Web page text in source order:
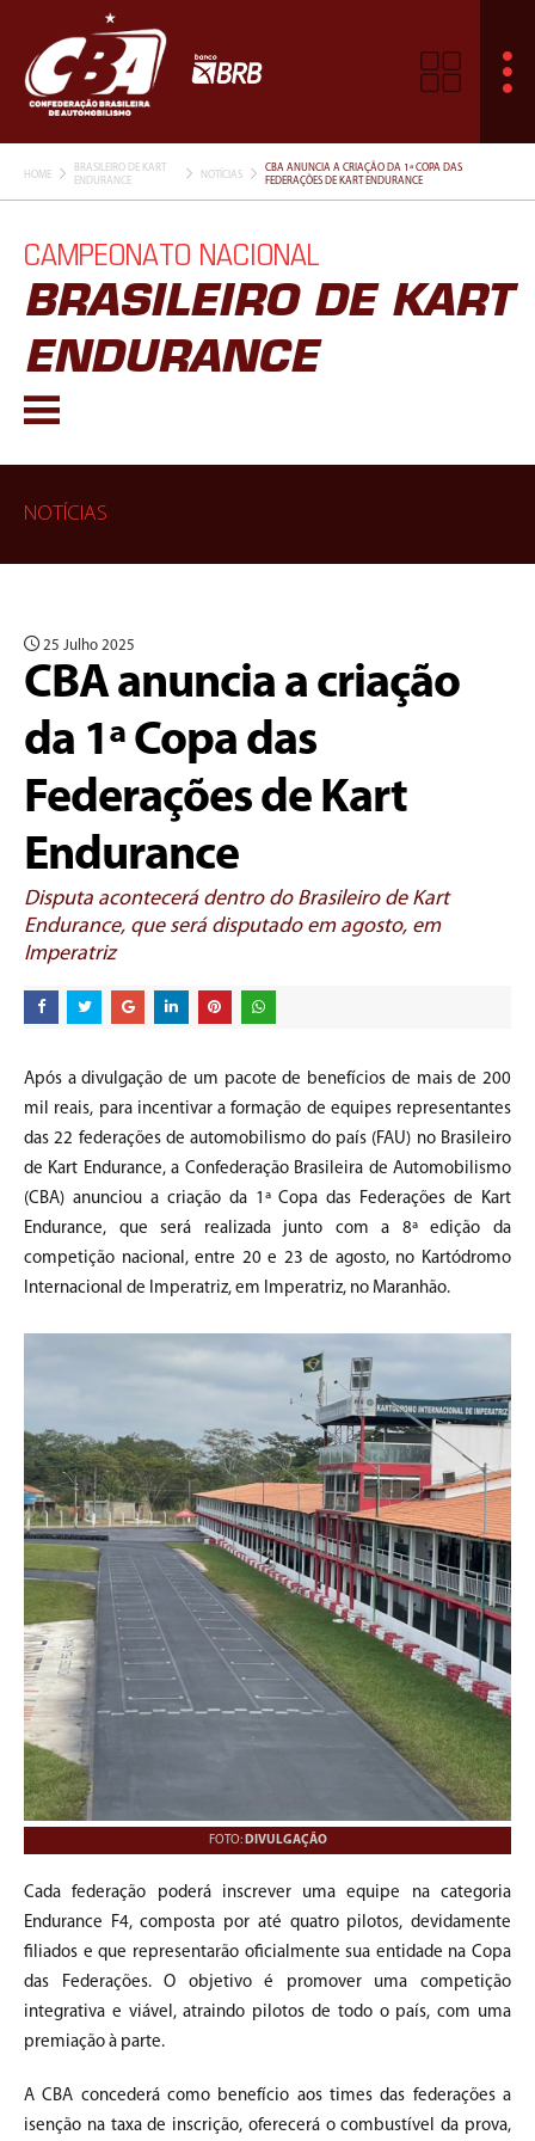
HOME
BRASILEIRO DE KART
ENDURANCE
NOTÍCIAS
CBA ANUNCIA A CRIAÇÃO DA 1ª COPA DAS
FEDERAÇÕES DE KART ENDURANCE
CAMPEONATO NACIONAL
BRASILEIRO DE KART
ENDURANCE
NOTÍCIAS
25 Julho 2025
CBA anuncia a criação
da 1ª Copa das
Federações de Kart
Endurance
Disputa acontecerá dentro do Brasileiro de Kart
Endurance, que será disputado em agosto, em
Imperatriz
Após a divulgação de um pacote de benefícios de mais de 200
mil reais, para incentivar a formação de equipes representantes
das 22 federações de automobilismo do país (FAU) no Brasileiro
de Kart Endurance, a Confederação Brasileira de Automobilismo
(CBA) anunciou a criação da 1ª Copa das Federações de Kart
Endurance, que será realizada junto com a 8ª edição da
competição nacional, entre 20 e 23 de agosto, no Kartódromo
Internacional de Imperatriz, em Imperatriz, no Maranhão.
FOTO: DIVULGAÇÃO
Cada federação poderá inscrever uma equipe na categoria
Endurance F4, composta por até quatro pilotos, devidamente
filiados e que representarão oficialmente sua entidade na Copa
das Federações. O objetivo é promover uma competição
integrativa e viável, atraindo pilotos de todo o país, com uma
premiação à parte.
A CBA concederá como benefício aos times das federações a
isenção na taxa de inscrição, oferecerá o combustível da prova,